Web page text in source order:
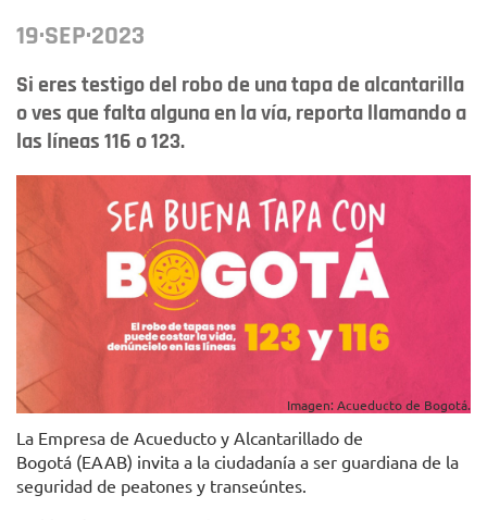
19·SEP·2023
Si eres testigo del robo de una tapa de alcantarilla
o ves que falta alguna en la vía, reporta llamando a
las líneas 116 o 123.
Imagen: Acueducto de Bogotá.
La Empresa de Acueducto y Alcantarillado de
Bogotá (EAAB) invita a la ciudadanía a ser guardiana de la
seguridad de peatones y transeúntes.